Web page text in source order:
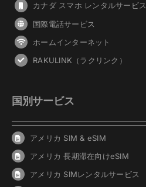
カナダ スマホ レンタルサービス
国際電話サービス
ホームインターネット
RAKULINK（ラクリンク）
国別サービス
アメリカ SIM & eSIM
アメリカ 長期滞在向けeSIM
アメリカ SIMレンタルサービス